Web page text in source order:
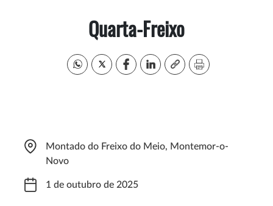
Quarta-Freixo
Montado do Freixo do Meio, Montemor-o-
Novo
1 de outubro de 2025